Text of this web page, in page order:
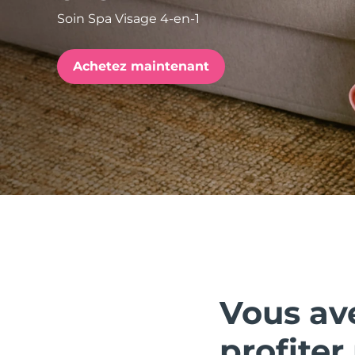
Soin Spa Visage 4-en-1
Achetez maintenant
Vous
issa™ Teeth Whitening Set
FAQ™ Dual LED Panel
POPULAIRE